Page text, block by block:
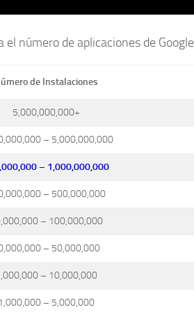
número de aplicaciones de
de Instalaciones
5,000,000,000+
– 5,000,000,000
– 1,000,000,000
– 500,000,000
– 100,000,000
– 50,000,000
– 10,000,000
1,000,000 – 5,000,000